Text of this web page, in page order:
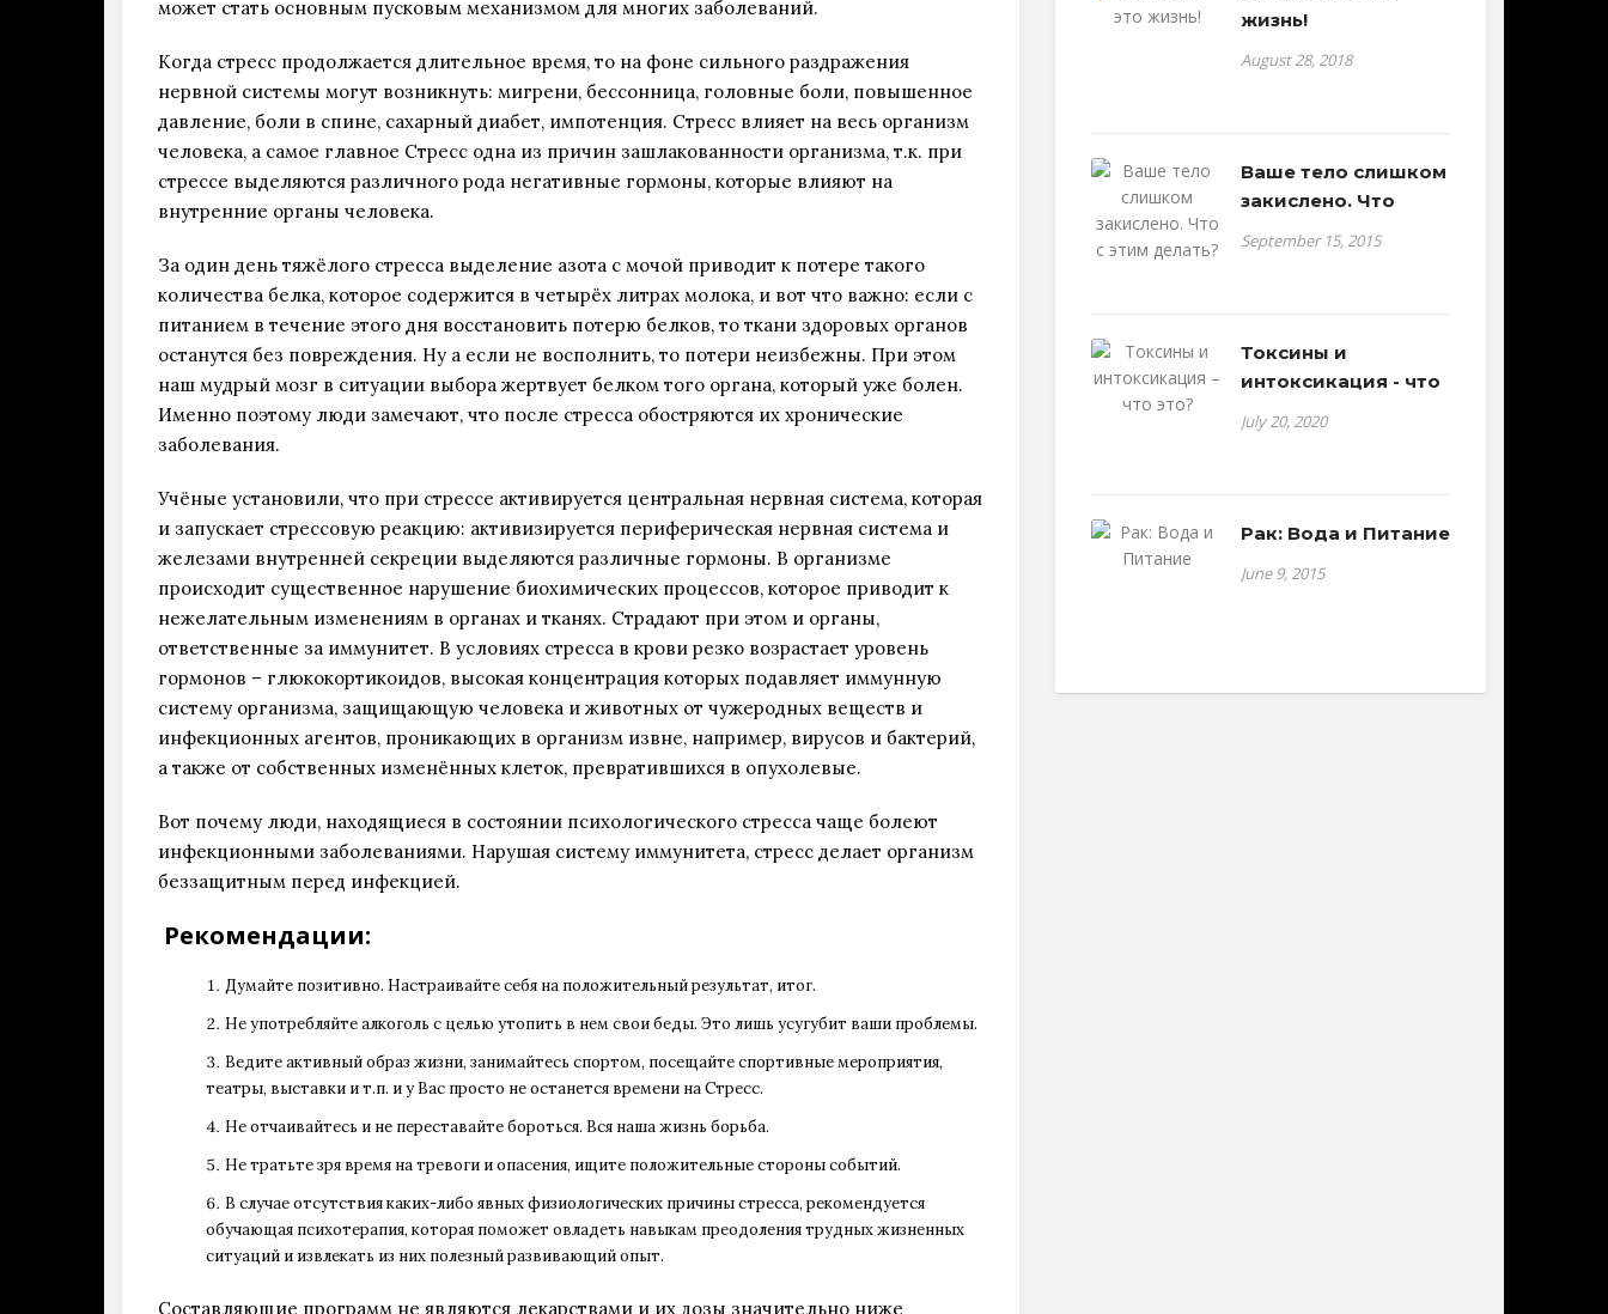
может стать основным пусковым механизмом для многих заболеваний.
Когда стресс продолжается длительное время, то на фоне сильного раздражения
нервной системы могут возникнуть: мигрени, бессонница, головные боли, повышенное
давление, боли в спине, сахарный диабет, импотенция. Стресс влияет на весь организм
человека, а самое главное Стресс одна из причин зашлакованности организма, т.к. при
стрессе выделяются различного рода негативные гормоны, которые влияют на
внутренние органы человека.
За один день тяжёлого стресса выделение азота с мочой приводит к потере такого
количества белка, которое содержится в четырёх литрах молока, и вот что важно: если с
питанием в течение этого дня восстановить потерю белков, то ткани здоровых органов
останутся без повреждения. Ну а если не восполнить, то потери неизбежны. При этом
наш мудрый мозг в ситуации выбора жертвует белком того органа, который уже болен.
Именно поэтому люди замечают, что после стресса обостряются их хронические
заболевания.
Учёные установили, что при стрессе активируется центральная нервная система, которая
и запускает стрессовую реакцию: активизируется периферическая нервная система и
железами внутренней секреции выделяются различные гормоны. В организме
происходит существенное нарушение биохимических процессов, которое приводит к
нежелательным изменениям в органах и тканях. Страдают при этом и органы,
ответственные за иммунитет. В условиях стресса в крови резко возрастает уровень
гормонов – глюкокортикоидов, высокая концентрация которых подавляет иммунную
систему организма, защищающую человека и животных от чужеродных веществ и
инфекционных агентов, проникающих в организм извне, например, вирусов и бактерий,
а также от собственных изменённых клеток, превратившихся в опухолевые.
Вот почему люди, находящиеся в состоянии психологического стресса чаще болеют
инфекционными заболеваниями. Нарушая систему иммунитета, стресс делает организм
беззащитным перед инфекцией.
Рекомендации:
Думайте позитивно. Настраивайте себя на положительный результат, итог.
Не употребляйте алкоголь с целью утопить в нем свои беды. Это лишь усугубит ваши проблемы.
Ведите активный образ жизни, занимайтесь спортом, посещайте спортивные мероприятия,
театры, выставки и т.п. и у Вас просто не останется времени на Стресс.
Не отчаивайтесь и не переставайте бороться. Вся наша жизнь борьба.
Не тратьте зря время на тревоги и опасения, ищите положительные стороны событий.
В случае отсутствия каких-либо явных физиологических причины стресса, рекомендуется
обучающая психотерапия, которая поможет овладеть навыкам преодоления трудных жизненных
ситуаций и извлекать из них полезный развивающий опыт.
Составляющие программ не являются лекарствами и их дозы значительно ниже
жизнь!
August 28, 2018
Ваше тело слишком
закислено. Что
September 15, 2015
Токсины и
интоксикация - что
July 20, 2020
Рак: Вода и Питание
June 9, 2015